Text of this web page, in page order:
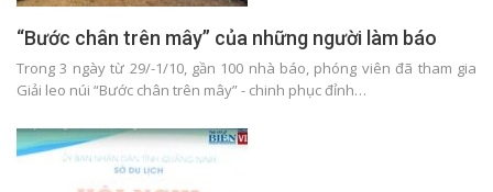
“Bước chân trên mây” của những người làm báo
Trong 3 ngày từ 29/-1/10, gần 100 nhà báo, phóng viên đã tham gia
Giải leo núi “Bước chân trên mây” - chinh phục đỉnh…